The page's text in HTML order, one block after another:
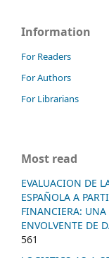
Information
For Readers
For Authors
For Librarians
Most read
EVALUACION DE
ESPAÑOLA A
FINANCIERA:
ENVOLVENTE DE
561